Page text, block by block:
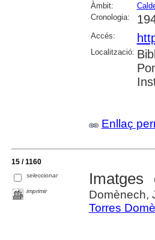
Àmbit:
Cronologia:
Accés:
Localització:
Enllaç
15 / 1160
seleccionar
imprimir
Domènech,
Torres